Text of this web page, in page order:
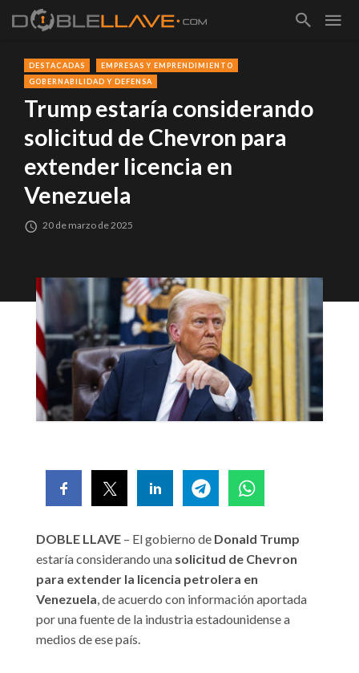
DESTACADAS
EMPRESAS Y EMPRENDIMIENTO
GOBERNABILIDAD Y DEFENSA
Trump estaría considerando
solicitud de Chevron para
extender licencia en
Venezuela
20 de marzo de 2025
DOBLE LLAVE – El gobierno de Donald Trump
estaría considerando una solicitud de Chevron
para extender la licencia petrolera en
Venezuela, de acuerdo con información aportada
por una fuente de la industria estadounidense a
medios de ese país.